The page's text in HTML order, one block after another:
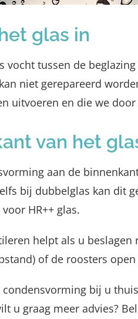
glas in
vocht tussen de
niet gerepareerd
uitvoeren en die we
van het
aan de
bij dubbelglas kan dit
HR++ glas.
helpt als u
of de roosters
bij u
u graag meer advies?